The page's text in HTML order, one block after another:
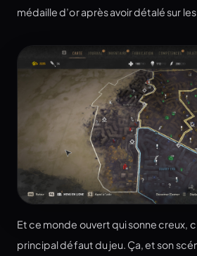
médaille d’or après avoir détalé sur
Et ce monde ouvert qui sonne creux,
principal défaut du jeu. Ça, et son